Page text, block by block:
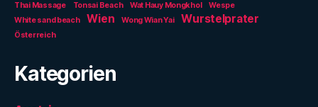
Thai Massage Tonsai Beach Wat Hauy Mongkhol
Wespe
White sand beach
Wien Wong Wian Yai Wurstelprater
Österreich
Kategorien